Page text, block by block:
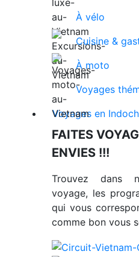
À vélo
Cuisine &
À moto
Voyages
Voyages en
FAITES
ENVIES !!!
Trouvez dans
voyage, les
qui vous
comme bon vous